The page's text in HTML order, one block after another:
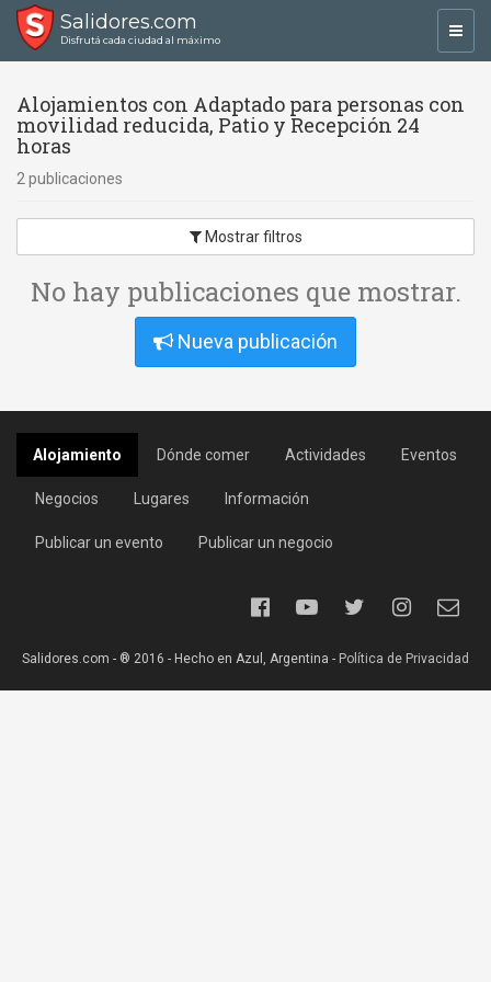
Salidores.com
Disfrutá cada ciudad al máximo
Alojamientos con Adaptado para personas con
movilidad reducida, Patio y Recepción 24
horas
2 publicaciones
Mostrar filtros
No hay publicaciones que mostrar.
Nueva publicación
Alojamiento Dónde comer Actividades Eventos
Negocios Lugares Información
Publicar un evento Publicar un negocio
Salidores.com - ® 2016 - Hecho en Azul, Argentina - Política de Privacidad